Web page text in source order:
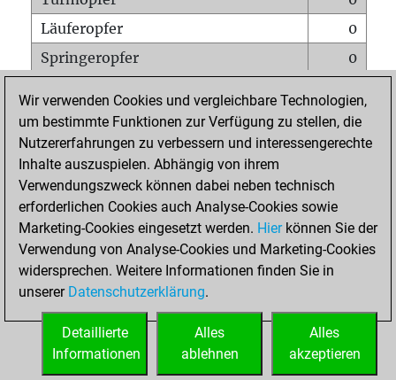
Läuferopfer
0
Springeropfer
0
Matt auf vollem Brett
0
Bauer setzt Matt
0
Erstickte Matts
Unterverwandlungen
Türme auf der siebten
0
STARTSEITE
Wir verwenden Cookies und vergleichbare Technologien,
um bestimmte Funktionen zur Verfügung zu stellen, die
Nutzererfahrungen zu verbessern und interessengerechte
Inhalte auszuspielen. Abhängig von ihrem
Verwendungszweck können dabei neben technisch
erforderlichen Cookies auch Analyse-Cookies sowie
Marketing-Cookies eingesetzt werden. Hierkönnen Sie der
Verwendung von Analyse-Cookies und Marketing-Cookies
widersprechen. Weitere Informationen finden Sie in
unserer Datenschutzerklärung.
Alles
akzeptieren
Alles
ablehnen
Detaillierte
Informationen